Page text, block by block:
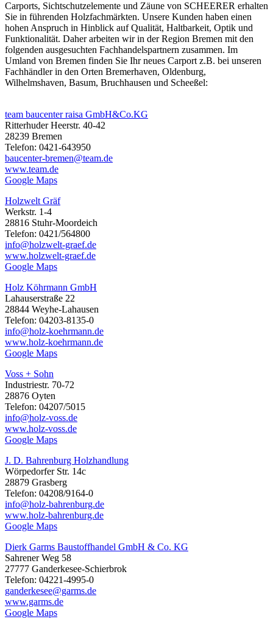
Carports, Sichtschutzelemente und Zäune von SCHEERER erhalten
Sie in führenden Holzfachmärkten. Unsere Kunden haben einen
hohen Anspruch in Hinblick auf Qualität, Haltbarkeit, Optik und
Funktionalität. Daher arbeiten wir in der Region Bremen mit den
folgenden ausgesuchten Fachhandelspartnern zusammen. Im
Umland von Bremen finden Sie Ihr neues Carportz.B. bei unseren
Fachhändler in den Orten Bremerhaven, Oldenburg,
Wilhelmshaven, Basum, Bruchhausen und Scheeßel:
team baucenter raisa GmbH&Co.KG
Ritterhuder Heerstr. 40-42
28239 Bremen
Telefon: 0421-643950
baucenter-bremen@team.de
www.team.de
Google Maps
Holzwelt Gräf
Werkstr. 1-4
28816 Stuhr-Moordeich
Telefon: 0421/564800
info@holzwelt-graef.de
www.holzwelt-graef.de
Google Maps
Holz Köhrmann GmbH
Lahauserstraße 22
28844 Weyhe-Lahausen
Telefon: 04203-8135-0
info@holz-koehrmann.de
www.holz-koehrmann.de
Google Maps
Voss + Sohn
Industriestr. 70-72
28876 Oyten
Telefon: 04207/5015
info@holz-voss.de
www.holz-voss.de
Google Maps
J. D. Bahrenburg Holzhandlung
Wörpedorfer Str. 14c
28879 Grasberg
Telefon: 04208/9164-0
info@holz-bahrenburg.de
www.holz-bahrenburg.de
Google Maps
Dierk Garms Baustoffhandel GmbH & Co. KG
Sahrener Weg 58
27777 Ganderkesee-Schierbrok
Telefon: 04221-4995-0
ganderkesee@garms.de
www.garms.de
Google Maps